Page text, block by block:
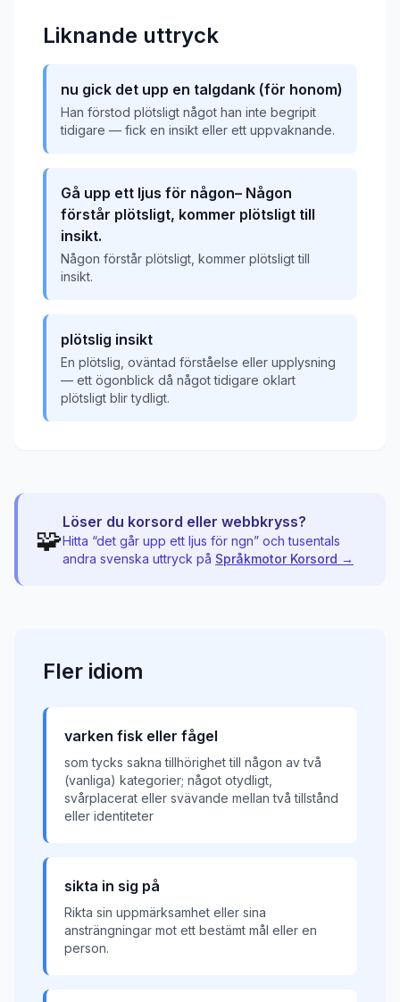
Liknande uttryck
nu gick det upp en talgdank (för honom)
Han förstod plötsligt något han inte begripit
tidigare — fick en insikt eller ett uppvaknande.
Gå upp ett ljus för någon– Någon
förstår plötsligt, kommer plötsligt till
insikt.
Någon förstår plötsligt, kommer plötsligt till
insikt.
plötslig insikt
En plötslig, oväntad förståelse eller upplysning
— ett ögonblick då något tidigare oklart
plötsligt blir tydligt.
🧩
Löser du korsord eller webbkryss?
Hitta “det går upp ett ljus för ngn” och tusentals
andra svenska uttryck på Språkmotor Korsord →
Fler idiom
varken fisk eller fågel
som tycks sakna tillhörighet till någon av två
(vanliga) kategorier; något otydligt,
svårplacerat eller svävande mellan två tillstånd
eller identiteter
sikta in sig på
Rikta sin uppmärksamhet eller sina
ansträngningar mot ett bestämt mål eller en
person.